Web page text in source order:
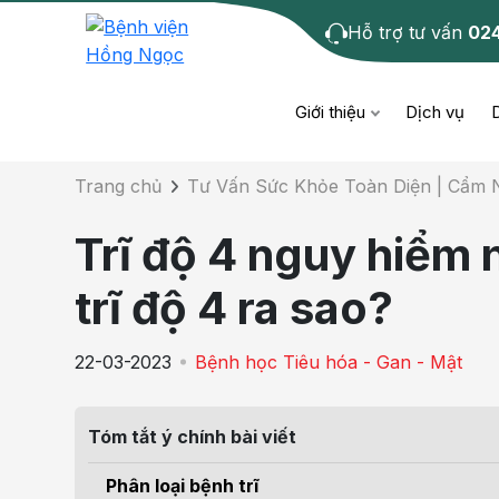
Hỗ trợ tư vấn
Giới thiệu Dịch vụ
Cơ xương khớp
Tầm soát ung thư
Chi tiết bài tư
Trang chủ Tư Vấn Sức Khỏe Toàn Diện | Cẩm
Trĩ độ 4 nguy hiểm
trĩ độ 4 ra sao?
22-03-2023 Bệnh học Tiêu hóa - Gan - Mật
Tóm tắt ý chính bài viết
Phân loại bệnh trĩ